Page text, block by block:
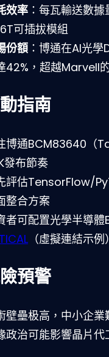
效率 ：每瓦輸送數
可插拔模組
份額 ：博通在AI光
42%，超越Marvell
指南
博通BCM83640（
發布節奏
評估TensorFlow/
整合方案
者可配置光學半導體
（虛擬連結示例）
預警
壁壘极高，中小企
政治可能影響晶片